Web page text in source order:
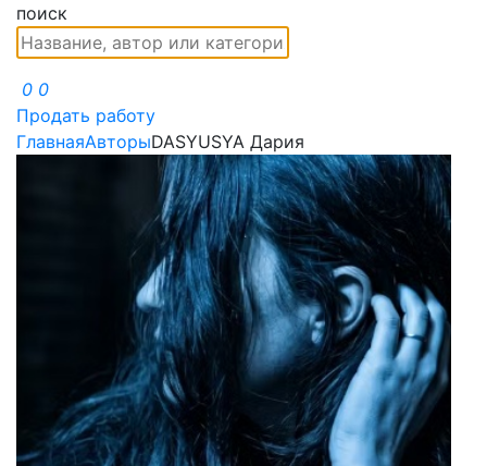
поиск
0 0
Продать работу
ГлавнаяАвторыDASYUSYA Дария